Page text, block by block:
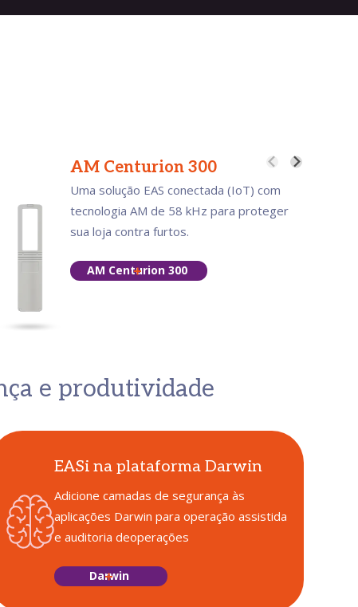
AM Centurion 300
Uma solução EAS conectada (IoT) com
tecnologia AM de 58 kHz para proteger
sua loja contra furtos.
AM Centurion 300
e produtividade
EASi na plataforma Darwin
Adicione camadas de segurança às
aplicações Darwin para operação assistida
e auditoria deoperações
Darwin